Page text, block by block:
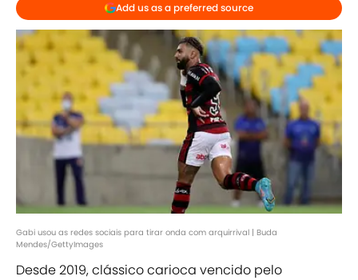
Add us as a preferred source
Gabi usou as redes sociais para tirar onda com arquirrival | Buda
Mendes/GettyImages
Desde 2019, clássico carioca vencido pelo